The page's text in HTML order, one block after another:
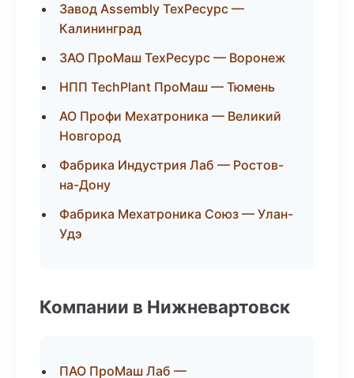
Завод Assembly ТехРесурс —
Калининград
ЗАО ПроМаш ТехРесурс — Воронеж
НПП TechPlant ПроМаш — Тюмень
АО Профи Мехатроника — Великий
Новгород
Фабрика Индустрия Лаб — Ростов-
на-Дону
Фабрика Мехатроника Союз — Улан-
Удэ
Компании в Нижневартовск
ПАО ПроМаш Лаб —